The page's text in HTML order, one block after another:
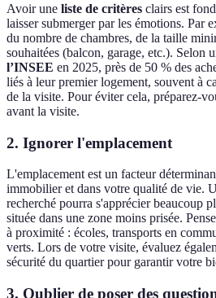
Avoir une liste de critères clairs est
laisser submerger par les émotions. Par
du nombre de chambres, de la taille
souhaitées (balcon, garage, etc.). Selon
l’INSEE en 2025, près de 50 % des
liés à leur premier logement, souvent à
de la visite. Pour éviter cela, préparez-
avant la visite.
2. Ignorer l'emplacement
L'emplacement est un facteur
immobilier et dans votre qualité de vie.
recherché pourra s'apprécier beaucoup
située dans une zone moins prisée.
à proximité : écoles, transports en
verts. Lors de votre visite, évaluez
sécurité du quartier pour garantir votre
3. Oublier de poser des